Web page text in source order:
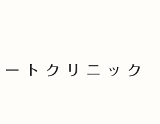
トクリニック